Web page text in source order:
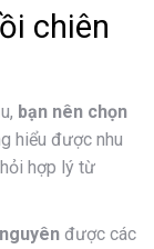
chiên
bạn nên chọn
hiểu được nhu
hợp lý từ
được các